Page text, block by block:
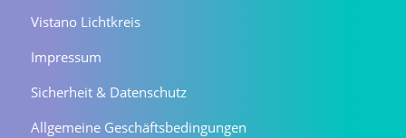
Vistano Lichtkreis
Impressum
Sicherheit & Datenschutz
Allgemeine Geschäftsbedingungen